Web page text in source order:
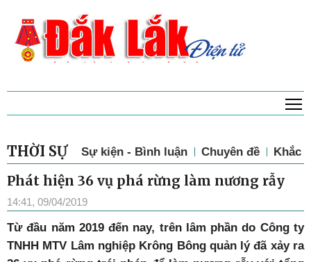
THỜI SỰ Sự kiện - Bình luận Chuyên đề Khắc
Phát hiện 36 vụ phá rừng làm nương rẫy
14:41, 09/04/2019
Từ đầu năm 2019 đến nay, trên lâm phần do Công ty
TNHH MTV Lâm nghiệp Krông Bông quản lý đã xảy ra